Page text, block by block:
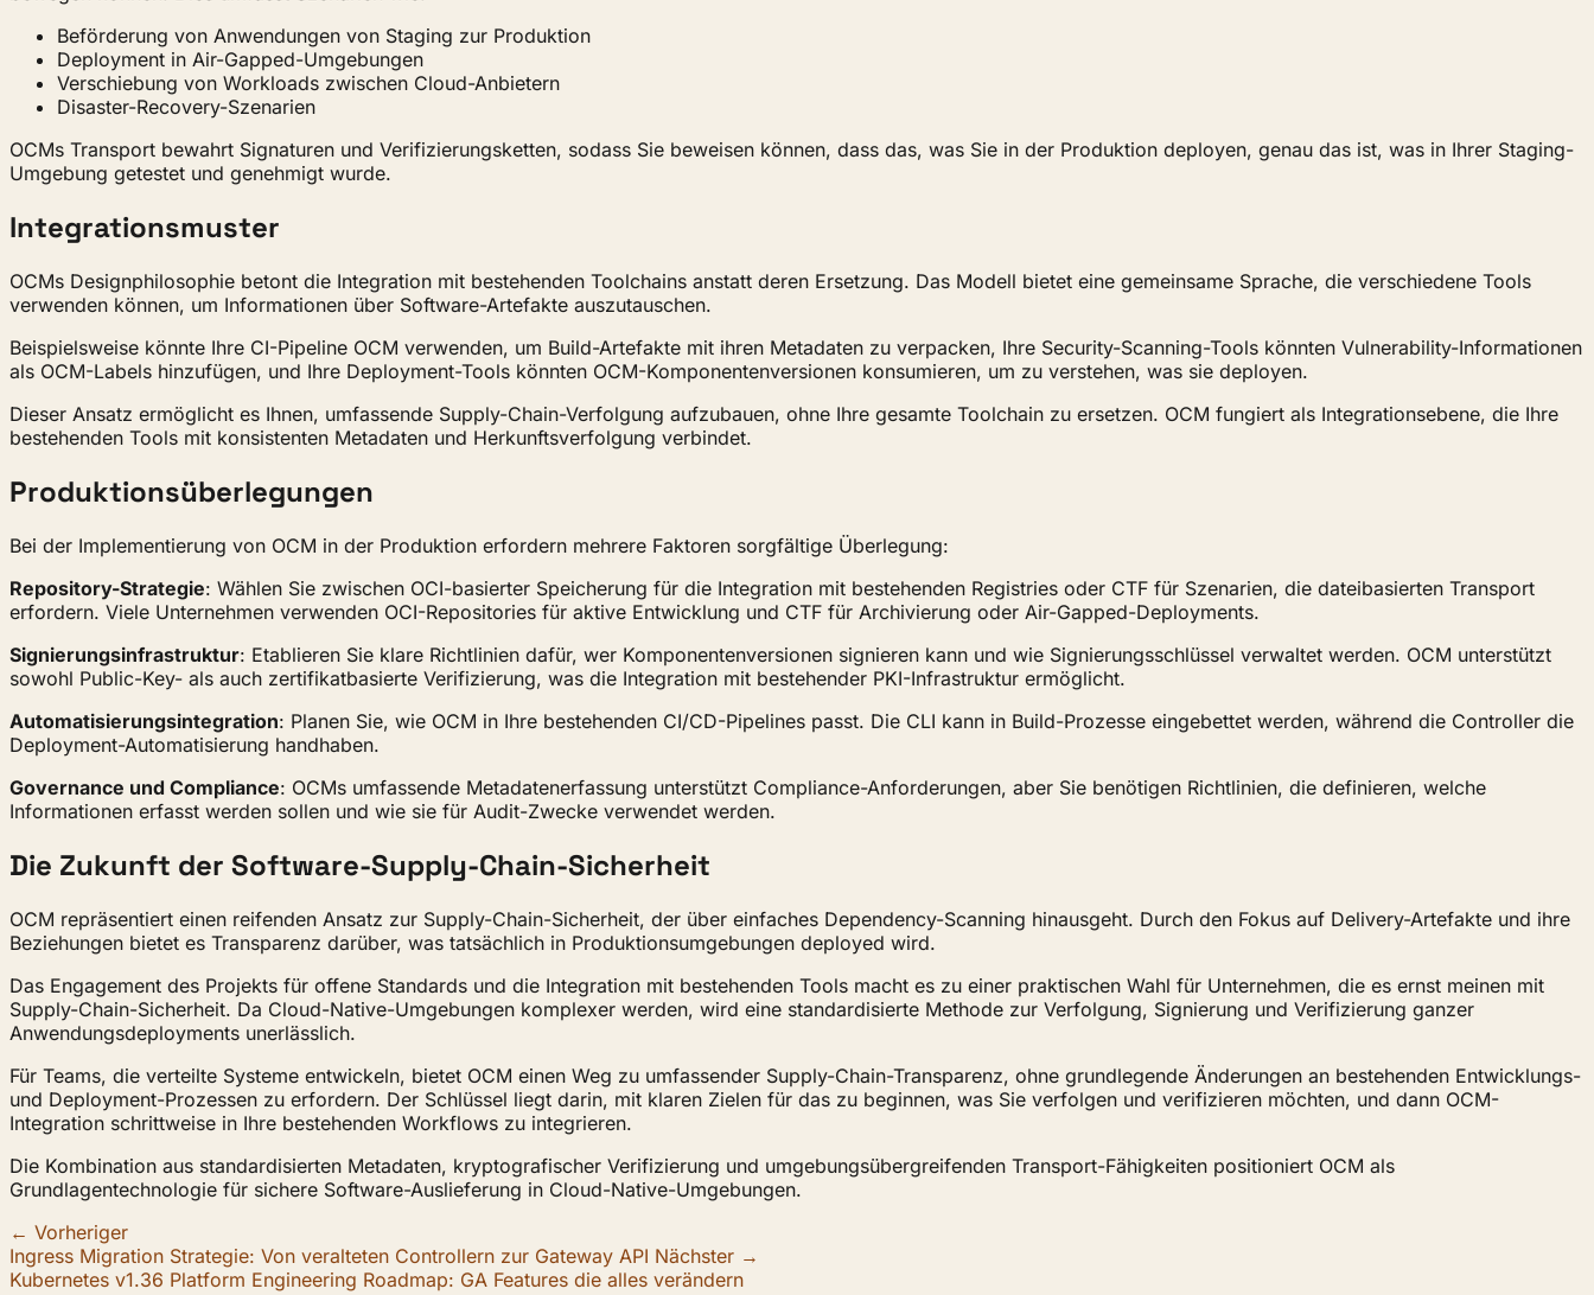
Beförderung von Anwendungen von Staging zur Produktion
Deployment in Air-Gapped-Umgebungen
Verschiebung von Workloads zwischen Cloud-Anbietern
Disaster-Recovery-Szenarien
OCMs Transport bewahrt Signaturen und Verifizierungsketten, sodass Sie beweisen können, dass das, was Sie in der Produktion deployen, genau das ist, was in Ihrer Staging-
Umgebung getestet und genehmigt wurde.
Integrationsmuster
OCMs Designphilosophie betont die Integration mit bestehenden Toolchains anstatt deren Ersetzung. Das Modell bietet eine gemeinsame Sprache, die verschiedene Tools
verwenden können, um Informationen über Software-Artefakte auszutauschen.
Beispielsweise könnte Ihre CI-Pipeline OCM verwenden, um Build-Artefakte mit ihren Metadaten zu verpacken, Ihre Security-Scanning-Tools könnten Vulnerability-Informationen
als OCM-Labels hinzufügen, und Ihre Deployment-Tools könnten OCM-Komponentenversionen konsumieren, um zu verstehen, was sie deployen.
Dieser Ansatz ermöglicht es Ihnen, umfassende Supply-Chain-Verfolgung aufzubauen, ohne Ihre gesamte Toolchain zu ersetzen. OCM fungiert als Integrationsebene, die Ihre
bestehenden Tools mit konsistenten Metadaten und Herkunftsverfolgung verbindet.
Produktionsüberlegungen
Bei der Implementierung von OCM in der Produktion erfordern mehrere Faktoren sorgfältige Überlegung:
Repository-Strategie: Wählen Sie zwischen OCI-basierter Speicherung für die Integration mit bestehenden Registries oder CTF für Szenarien, die dateibasierten Transport
erfordern. Viele Unternehmen verwenden OCI-Repositories für aktive Entwicklung und CTF für Archivierung oder Air-Gapped-Deployments.
Signierungsinfrastruktur: Etablieren Sie klare Richtlinien dafür, wer Komponentenversionen signieren kann und wie Signierungsschlüssel verwaltet werden. OCM unterstützt
sowohl Public-Key- als auch zertifikatbasierte Verifizierung, was die Integration mit bestehender PKI-Infrastruktur ermöglicht.
Automatisierungsintegration: Planen Sie, wie OCM in Ihre bestehenden CI/CD-Pipelines passt. Die CLI kann in Build-Prozesse eingebettet werden, während die Controller die
Deployment-Automatisierung handhaben.
Governance und Compliance: OCMs umfassende Metadatenerfassung unterstützt Compliance-Anforderungen, aber Sie benötigen Richtlinien, die definieren, welche
Informationen erfasst werden sollen und wie sie für Audit-Zwecke verwendet werden.
Die Zukunft der Software-Supply-Chain-Sicherheit
OCM repräsentiert einen reifenden Ansatz zur Supply-Chain-Sicherheit, der über einfaches Dependency-Scanning hinausgeht. Durch den Fokus auf Delivery-Artefakte und ihre
Beziehungen bietet es Transparenz darüber, was tatsächlich in Produktionsumgebungen deployed wird.
Das Engagement des Projekts für offene Standards und die Integration mit bestehenden Tools macht es zu einer praktischen Wahl für Unternehmen, die es ernst meinen mit
Supply-Chain-Sicherheit. Da Cloud-Native-Umgebungen komplexer werden, wird eine standardisierte Methode zur Verfolgung, Signierung und Verifizierung ganzer
Anwendungsdeployments unerlässlich.
Für Teams, die verteilte Systeme entwickeln, bietet OCM einen Weg zu umfassender Supply-Chain-Transparenz, ohne grundlegende Änderungen an bestehenden Entwicklungs-
und Deployment-Prozessen zu erfordern. Der Schlüssel liegt darin, mit klaren Zielen für das zu beginnen, was Sie verfolgen und verifizieren möchten, und dann OCM-
Integration schrittweise in Ihre bestehenden Workflows zu integrieren.
Die Kombination aus standardisierten Metadaten, kryptografischer Verifizierung und umgebungsübergreifenden Transport-Fähigkeiten positioniert OCM als
Grundlagentechnologie für sichere Software-Auslieferung in Cloud-Native-Umgebungen.
← Vorheriger
Ingress Migration Strategie: Von veralteten Controllern zur Gateway API Nächster →
Kubernetes v1.36 Platform Engineering Roadmap: GA Features die alles verändern